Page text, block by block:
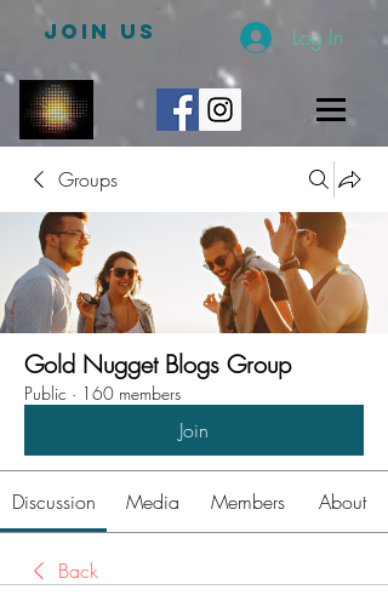
JOIN US Log In
Groups
Gold Nugget Blogs Group
Public · 160 members
Join
Discussion Media Members About
Back